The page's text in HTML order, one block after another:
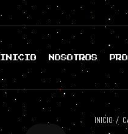
INICIO NOSOTROS
INICIO